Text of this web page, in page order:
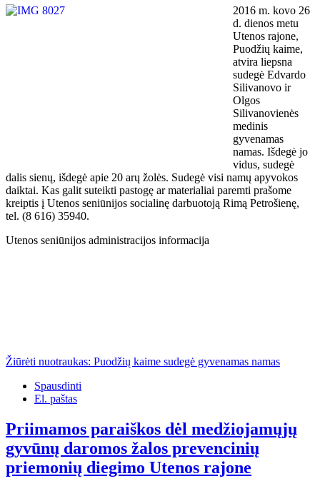
2016 m. kovo 26
d. dienos metu
Utenos rajone,
Puodžių kaime,
atvira liepsna
sudegė Edvardo
Silivanovo ir
Olgos
Silivanovienės
medinis
gyvenamas
namas. Išdegė jo
vidus, sudegė
dalis sienų, išdegė apie 20 arų žolės. Sudegė visi namų apyvokos
daiktai. Kas galit suteikti pastogę ar materialiai paremti prašome
kreiptis į Utenos seniūnijos socialinę darbuotoją Rimą Petrošienę,
tel. (8 616) 35940.
Utenos seniūnijos administracijos informacija
Žiūrėti nuotraukas: Puodžių kaime sudegė gyvenamas namas
Spausdinti
El. paštas
Priimamos paraiškos dėl medžiojamųjų
gyvūnų daromos žalos prevencinių
priemonių diegimo Utenos rajone